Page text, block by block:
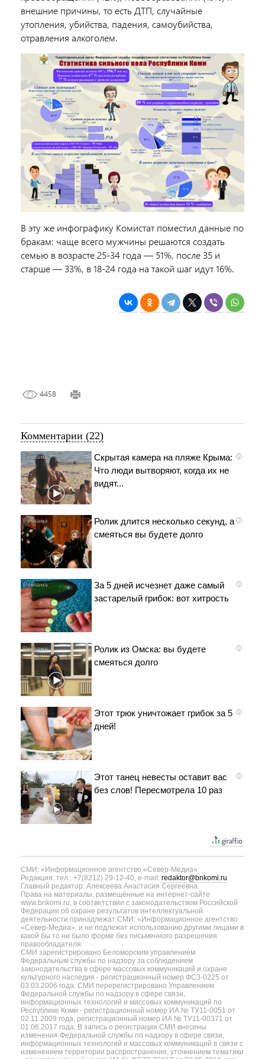
внешние причины, то есть ДТП, случайные
утопления, убийства, падения, самоубийства,
отравления алкоголем.
В эту же инфографику Комистат поместил данные по
бракам: чаще всего мужчины решаются создать
семью в возрасте 25-34 года — 51%, после 35 и
старше — 33%, в 18-24 года на такой шаг идут 16%.
4458
Комментарии (22)
i
Скрытая камера на пляже Крыма:
Что люди вытворяют, когда их не
видят...
i
Ролик длится несколько секунд, а
смеяться вы будете долго
i
За 5 дней исчезнет даже самый
застарелый грибок: вот хитрость
i
Ролик из Омска: вы будете
смеяться долго
i
Этот трюк уничтожает грибок за 5
дней!
i
Этот танец невесты оставит вас
без слов! Пересмотрела 10 раз
СМИ: «Информационное агентство «Север-Медиа»
Редакция: тел.: +7(8212) 29-12-40, e-mail: redaktor@bnkomi.ru
Главный редактор: Алексеева Анастасия Сергеевна.
Права на материалы, размещённые на интернет-сайте
www.bnkomi.ru, в соответствии с законодательством Российской
Федерации об охране результатов интеллектуальной
деятельности принадлежат СМИ: «Информационное агентство
«Север-Медиа», и не подлежат использованию другими лицами в
какой бы то ни было форме без письменного разрешения
правообладателя.
СМИ зарегистрировано Беломорским управлением
Федеральным службы по надзору за соблюдением
законодательства в сфере массовых коммуникаций и охране
культурного наследия - регистрационный номер ФС3-0225 от
03.03.2006 года. СМИ перерегистрировано Управлением
Федеральной службы по надзору в сфере связи,
информационных технологий и массовых коммуникаций по
Республике Коми - регистрационный номер ИА № ТУ11-0051 от
02.11.2009 года, регистрационный номер ИА № ТУ11-00371 от
01.06.2017 года. В запись о регистрации СМИ внесены
изменения Федеральной службы по надзору в сфере связи,
информационных технологий и массовых коммуникаций в связи с
изменением территории распространения, уточнением тематики